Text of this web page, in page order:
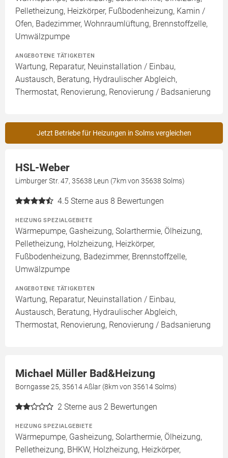
Pelletheizung, Heizkörper, Fußbodenheizung, Kamin /
Ofen, Badezimmer, Wohnraumlüftung, Brennstoffzelle,
Umwälzpumpe
ANGEBOTENE TÄTIGKEITEN
Wartung, Reparatur, Neuinstallation / Einbau,
Austausch, Beratung, Hydraulischer Abgleich,
Thermostat, Renovierung, Renovierung / Badsanierung
Jetzt Betriebe für Heizungen in Solms vergleichen
HSL-Weber
Limburger Str. 47, 35638 Leun (7km von 35638 Solms)
4.5 Sterne aus 8 Bewertungen
HEIZUNG SPEZIALGEBIETE
Wärmepumpe, Gasheizung, Solarthermie, Ölheizung,
Pelletheizung, Holzheizung, Heizkörper,
Fußbodenheizung, Badezimmer, Brennstoffzelle,
Umwälzpumpe
ANGEBOTENE TÄTIGKEITEN
Wartung, Reparatur, Neuinstallation / Einbau,
Austausch, Beratung, Hydraulischer Abgleich,
Thermostat, Renovierung, Renovierung / Badsanierung
Michael Müller Bad&Heizung
Borngasse 25, 35614 Aßlar (8km von 35614 Solms)
2 Sterne aus 2 Bewertungen
HEIZUNG SPEZIALGEBIETE
Wärmepumpe, Gasheizung, Solarthermie, Ölheizung,
Pelletheizung, BHKW, Holzheizung, Heizkörper,